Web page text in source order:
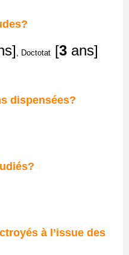
, Doctotat [3 ans]
dispensées?
à l’issue des